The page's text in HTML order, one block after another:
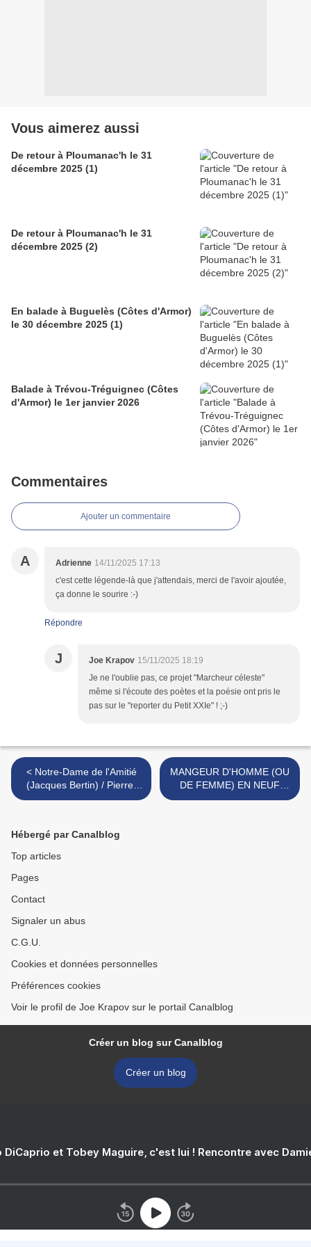
Vous aimerez aussi
De retour à Ploumanac'h le 31
décembre 2025 (1)
De retour à Ploumanac'h le 31
décembre 2025 (2)
En balade à Buguelès (Côtes d'Armor)
le 30 décembre 2025 (1)
Balade à Trévou-Tréguignec (Côtes
d'Armor) le 1er janvier 2026
Commentaires
Ajouter un commentaire
A Adrienne 14/11/2025 17:13
c'est cette légende-là que j'attendais, merci de l'avoir ajoutée,
ça donne le sourire :-)
Répondre
J Joe Krapov 15/11/2025 18:19
Je ne l'oublie pas, ce projet "Marcheur céleste"
même si l'écoute des poètes et la poésie ont pris le
pas sur le "reporter du Petit XXIe" ! ;-)
< Notre-Dame de l'Amitié
(Jacques Bertin) / Pierre-
Yves Renard
MANGEUR D'HOMME (OU
DE FEMME) EN NEUF
LETTRES ? >
Hébergé par Canalblog
Top articles
Pages
Contact
Signaler un abus
C.G.U.
Cookies et données personnelles
Préférences cookies
Voir le profil de Joe Krapov sur le portail Canalblog
Créer un blog sur Canalblog
Créer un blog
DiCaprio et Tobey Maguire, c'est lui ! Rencontre avec